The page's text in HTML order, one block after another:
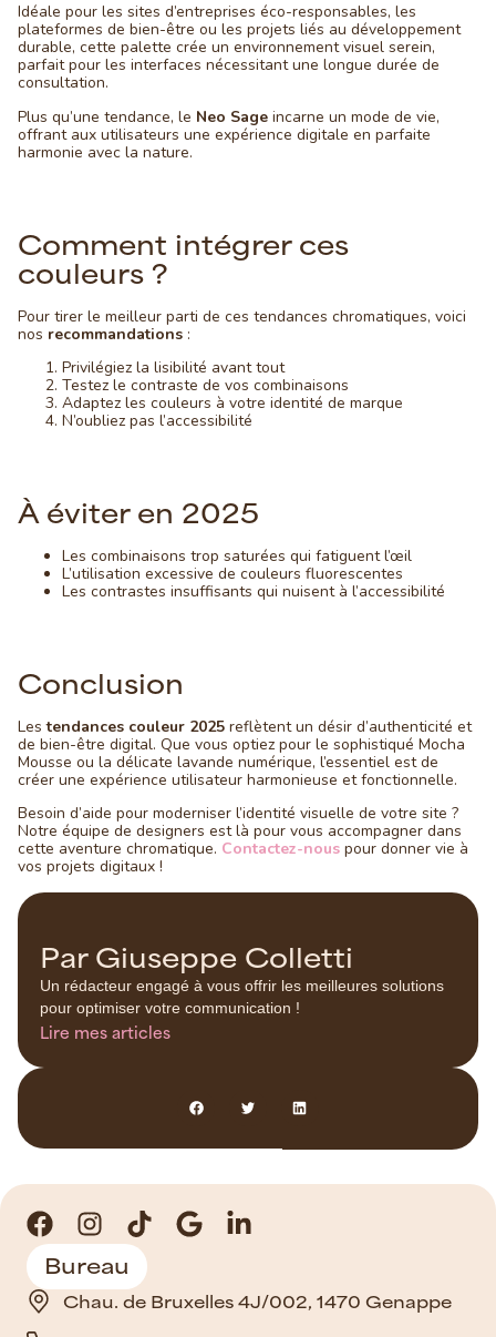
Idéale pour les sites d’entreprises éco-responsables, les
plateformes de bien-être ou les projets liés au développement
durable, cette palette crée un environnement visuel serein,
parfait pour les interfaces nécessitant une longue durée de
consultation.
Plus qu’une tendance, le Neo Sage incarne un mode de vie,
offrant aux utilisateurs une expérience digitale en parfaite
harmonie avec la nature.
Comment intégrer ces
couleurs ?
Pour tirer le meilleur parti de ces tendances chromatiques, voici
nos recommandations :
Privilégiez la lisibilité avant tout
Testez le contraste de vos combinaisons
Adaptez les couleurs à votre identité de marque
N’oubliez pas l’accessibilité
À éviter en 2025
Les combinaisons trop saturées qui fatiguent l’œil
L’utilisation excessive de couleurs fluorescentes
Les contrastes insuffisants qui nuisent à l’accessibilité
Conclusion
Lestendances couleur 2025 reflètent un désir d’authenticité et
de bien-être digital. Que vous optiez pour le sophistiqué Mocha
Mousse ou la délicate lavande numérique, l’essentiel est de
créer une expérience utilisateur harmonieuse et fonctionnelle.
Besoin d’aide pour moderniser l’identité visuelle de votre site ?
Notre équipe de designers est là pour vous accompagner dans
cette aventure chromatique. Contactez-nous pour donner vie à
vos projets digitaux !
Par Giuseppe Colletti
Un rédacteur engagé à vous offrir les meilleures solutions
pour optimiser votre communication !
Lire mes articles
Bureau
Chau. de Bruxelles 4J/002, 1470 Genappe